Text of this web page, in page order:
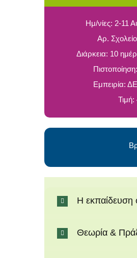
.
Ημ/νίες: 2-11
Αρ.
Διάρκεια: 10
Εμπειρία:
Η εκπαίδευση
Θεωρία &